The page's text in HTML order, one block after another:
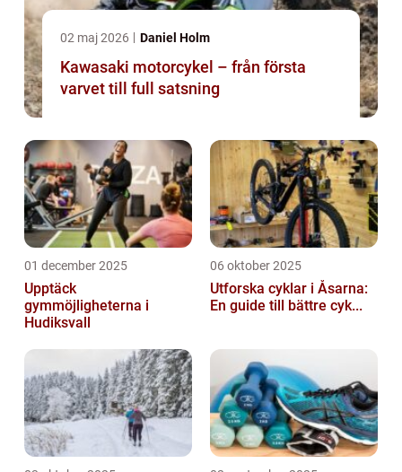
02 maj 2026 Daniel Holm
Kawasaki motorcykel – från första
varvet till full satsning
01 december 2025
Upptäck
gymmöjligheterna i
Hudiksvall
06 oktober 2025
Utforska cyklar i Åsarna:
En guide till bättre cyk...